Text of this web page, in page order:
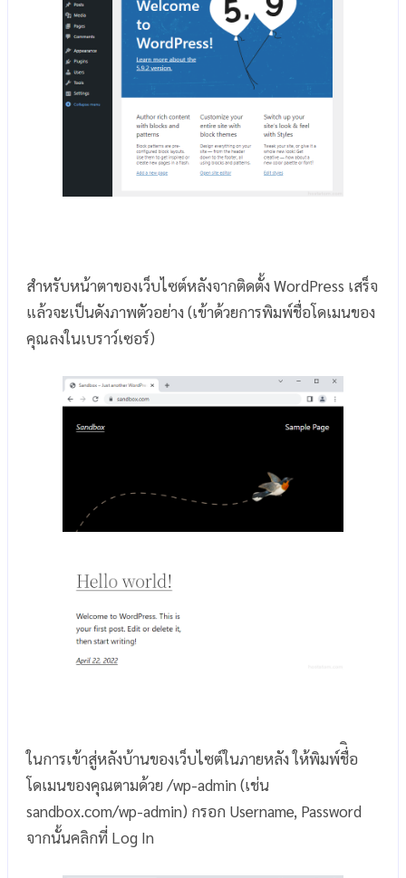
สำหรับหน้าตาของเว็บไซต์หลังจากติดตั้ง WordPress เสร็จ
แล้วจะเป็นดังภาพตัวอย่าง (เข้าด้วยการพิมพ์ชื่อโดเมนของ
คุณลงในเบราว์เซอร์)
ในการเข้าสู่หลังบ้านของเว็บไซต์ในภายหลัง ให้พิมพ์ชื่ิอ
โดเมนของคุณตามด้วย /wp-admin (เช่น
sandbox.com/wp-admin) กรอก Username, Password
จากนั้นคลิกที่ Log In